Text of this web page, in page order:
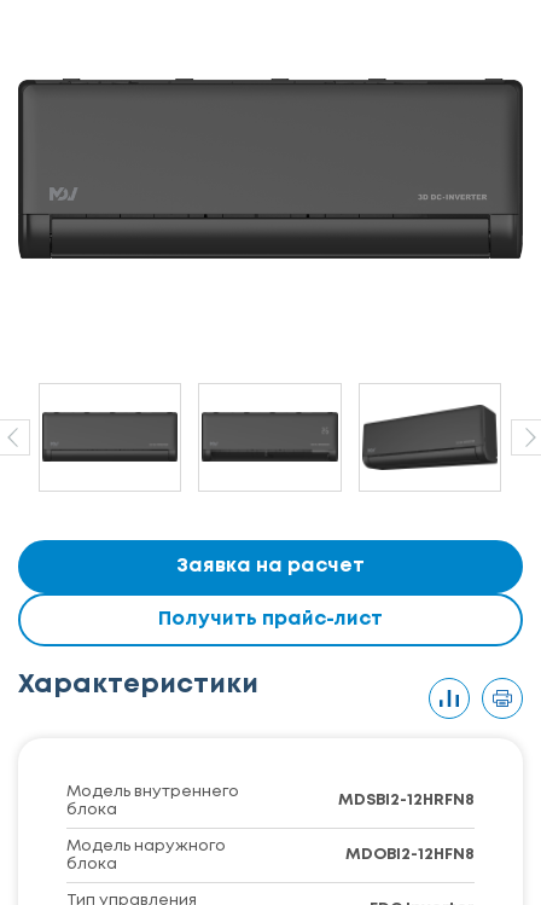
Заявка на расчет
Получить прайс-лист
Характеристики
Модель внутреннего
блока
MDSBI2-12HRFN8
Модель наружного
блока
MDOBI2-12HFN8
Тип управления